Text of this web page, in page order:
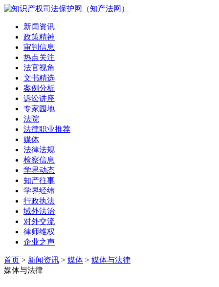
新闻资讯
政策精神
审判信息
热点关注
法官视角
文书精选
案例分析
诉讼讲座
专家园地
法院
法律职业推荐
媒体
法律法规
检察信息
学界动态
知产往事
学界经纬
行政执法
域外法治
对外交流
律师维权
企业之声
首页 > 新闻资讯 > 媒体 > 媒体与法律
媒体与法律